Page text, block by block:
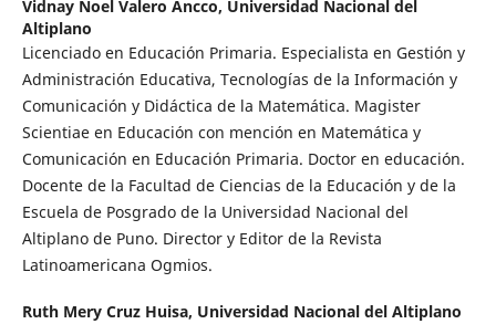
Vidnay Noel Valero Ancco, Universidad Nacional del
Altiplano
Licenciado en Educación Primaria. Especialista en Gestión y
Administración Educativa, Tecnologías de la Información y
Comunicación y Didáctica de la Matemática. Magister
Scientiae en Educación con mención en Matemática y
Comunicación en Educación Primaria. Doctor en educación.
Docente de la Facultad de Ciencias de la Educación y de la
Escuela de Posgrado de la Universidad Nacional del
Altiplano de Puno. Director y Editor de la Revista
Latinoamericana Ogmios.
Ruth Mery Cruz Huisa, Universidad Nacional del Altiplano